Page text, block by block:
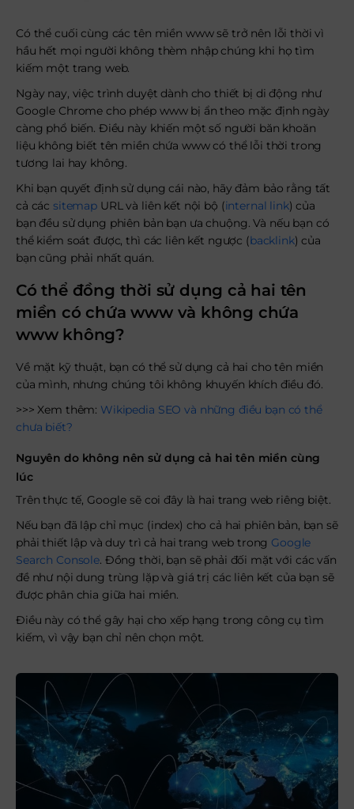
Có thể cuối cùng các tên miền www sẽ trở nên lỗi thời vì
hầu hết mọi người không thèm nhập chúng khi họ tìm
kiếm một trang web.
Ngày nay, việc trình duyệt dành cho thiết bị di động như
Google Chrome cho phép www bị ẩn theo mặc định ngày
càng phổ biến. Điều này khiến một số người băn khoăn
liệu không biết tên miền chứa www có thể lỗi thời trong
tương lai hay không.
Khi bạn quyết định sử dụng cái nào, hãy đảm bảo rằng tất
cả cácsitemap URL và liên kết nội bộ (internal link) của
bạn đều sử dụng phiên bản bạn ưa chuộng. Và nếu bạn có
thể kiểm soát được, thì các liên kết ngược (backlink) của
bạn cũng phải nhất quán.
Có thể đồng thời sử dụng cả hai tên
miền có chứa www và không chứa
www không?
Về mặt kỹ thuật, bạn có thể sử dụng cả hai cho tên miền
của mình, nhưng chúng tôi không khuyến khích điều đó.
>>> Xem thêm: Wikipedia SEO và những điều bạn có thể
chưa biết?
Nguyên do không nên sử dụng cả hai tên miền cùng
lúc
Trên thực tế, Google sẽ coi đây là hai trang web riêng biệt.
Nếu bạn đã lập chỉ mục (index) cho cả hai phiên bản, bạn sẽ
phải thiết lập và duy trì cả hai trang web trong Google
Search Console. Đồng thời, bạn sẽ phải đối mặt với các vấn
đề như nội dung trùng lặp và giá trị các liên kết của bạn sẽ
được phân chia giữa hai miền.
Điều này có thể gây hại cho xếp hạng trong công cụ tìm
kiếm, vì vậy bạn chỉ nên chọn một.